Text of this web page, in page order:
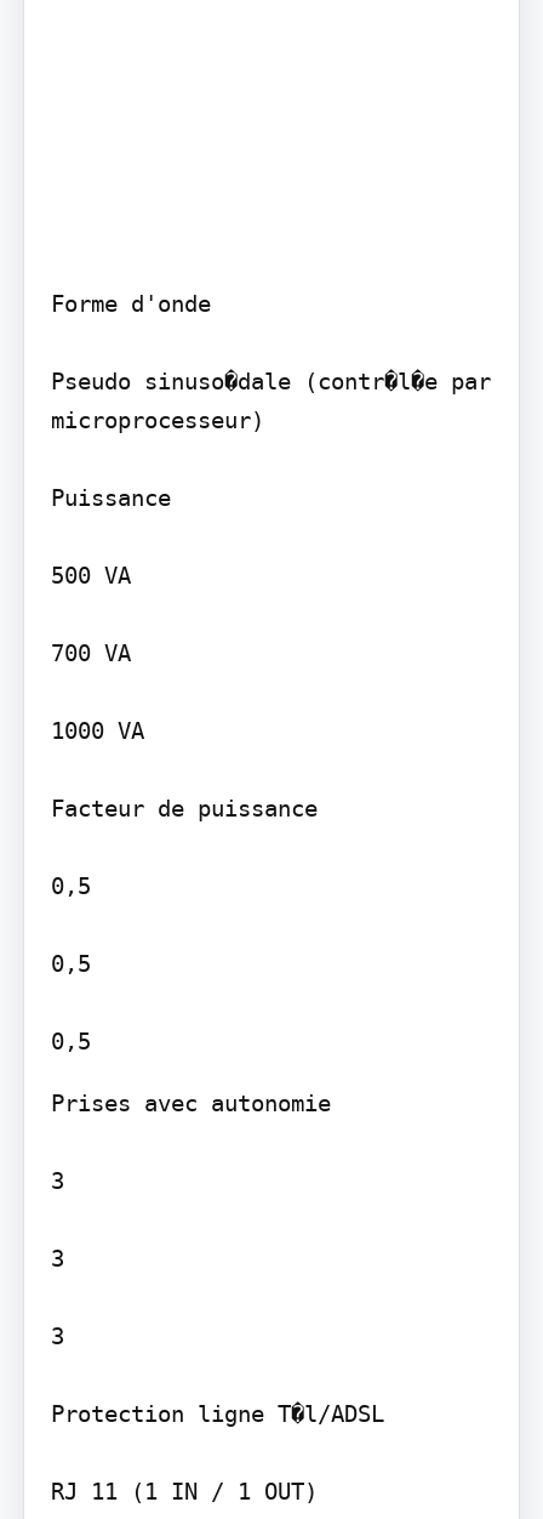
Forme d'onde
Pseudo sinuso�dale (contr�l�e par
microprocesseur)
Puissance
500 VA
700 VA
1000 VA
Facteur de puissance
0,5
0,5
Prises avec autonomie
3
3
3
Protection ligne T�l/ADSL
RJ 11 (1 IN / 1 OUT)